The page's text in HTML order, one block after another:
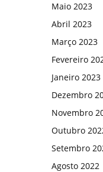
Maio 2023
Abril 2023
Março 2023
Fevereiro
Janeiro 2023
Dezembro
Novembro
Outubro
Setembro
Agosto 2022